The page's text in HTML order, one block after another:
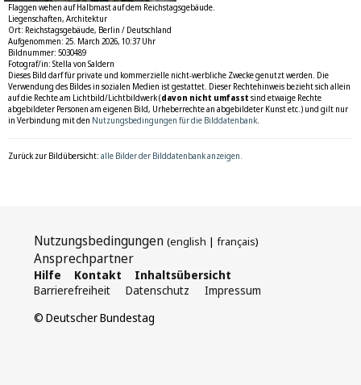
Flaggen wehen auf Halbmast auf dem Reichstagsgebäude.
Liegenschaften, Architektur
Ort: Reichstagsgebäude, Berlin / Deutschland
Aufgenommen: 25. March 2026, 10:37 Uhr
Bildnummer: 5030489
Fotograf/in: Stella von Saldern
Dieses Bild darf für private und kommerzielle nicht-werbliche Zwecke genutzt werden. Die
Verwendung des Bildes in sozialen Medien ist gestattet. Dieser Rechtehinweis bezieht sich allein
auf die Rechte am Lichtbild/Lichtbildwerk (davon nicht umfasst sind etwaige Rechte
abgebildeter Personen am eigenen Bild, Urheberrechte an abgebildeter Kunst etc.) und gilt nur
in Verbindung mit den Nutzungsbedingungen für die Bilddatenbank.
Zurück zur Bildübersicht: alle Bilder der Bilddatenbank anzeigen.
Nutzungsbedingungen (english | français)
Ansprechpartner
Hilfe Kontakt Inhaltsübersicht
© Deutscher Bundestag
Barrierefreiheit Datenschutz Impressum